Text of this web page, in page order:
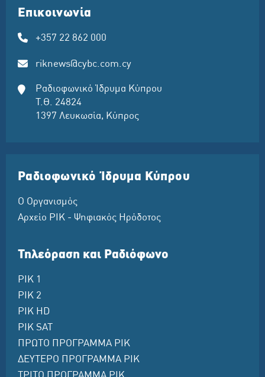
Επικοινωνία
+357 22 862 000
riknews@cybc.com.cy
Ραδιοφωνικό Ίδρυμα Κύπρου
Τ.Θ. 24824
1397 Λευκωσία, Κύπρος
Ραδιοφωνικό Ίδρυμα Κύπρου
Ο Οργανισμός
Αρχείο ΡΙΚ - Ψηφιακός Ηρόδοτος
Τηλεόραση και Ραδιόφωνο
ΡΙΚ 1
ΡΙΚ 2
ΡΙΚ HD
ΡΙΚ SAT
ΠΡΩΤΟ ΠΡΟΓΡΑΜΜΑ ΡΙΚ
ΔΕΥΤΕΡΟ ΠΡΟΓΡΑΜΜΑ ΡΙΚ